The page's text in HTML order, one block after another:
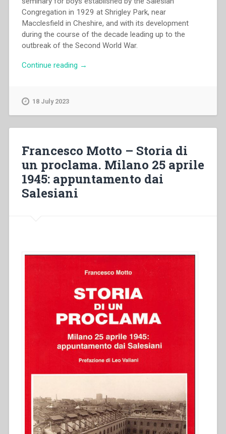
Congregation in 1929 at Shrigley Park, near
Macclesfield in Cheshire, and with its development
during the course of the decade leading up to the
outbreak of the Second World War.
Continue reading “Peter
Seminary,
Church
&
→
18 July 2023
Francesco Motto – Storia di
un proclama. Milano 25 aprile
1945: appuntamento dai
Salesiani